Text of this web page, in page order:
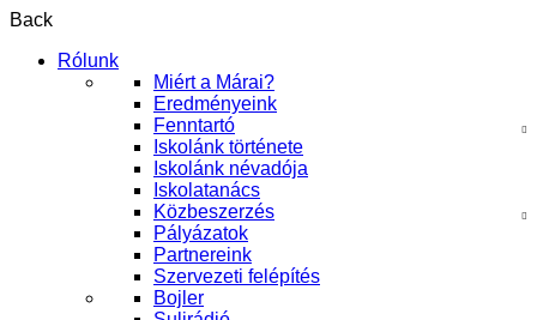
Back
Rólunk
Miért a Márai?
Eredményeink
Fenntartó
Iskolánk története
Iskolánk névadója
Iskolatanács
Közbeszerzés
Pályázatok
Partnereink
Szervezeti felépítés
Bojler